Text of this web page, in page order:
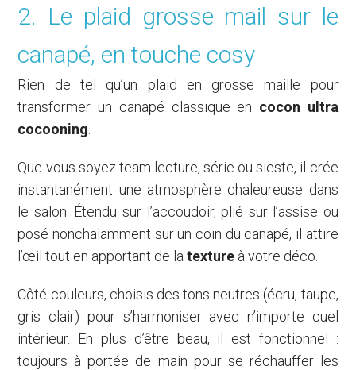
2. Le plaid grosse mail sur le
canapé, en touche cosy
Rien de tel qu’un plaid en grosse maille pour
transformer un canapé classique en cocon ultra
cocooning
Que vous soyez team lecture, série ou sieste, il crée
instantanément une atmosphère chaleureuse dans
le salon. Étendu sur l’accoudoir, plié sur l’assise ou
posé nonchalamment sur un coin du canapé, il attire
l’œil tout en apportant de latexture à votre déco.
Côté couleurs, choisis des tons neutres (écru, taupe,
gris clair) pour s’harmoniser avec n’importe quel
intérieur. En plus d’être beau, il est fonctionnel :
toujours à portée de main pour se réchauffer les